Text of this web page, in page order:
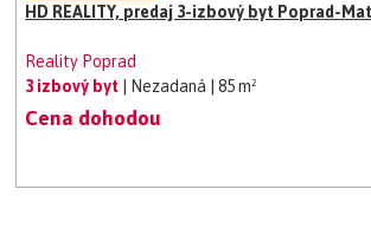
HD REALITY, predaj 3-izbový byt Poprad-
Reality Poprad
3 izbový byt
| Nezadaná | 85 m²
Cena dohodou